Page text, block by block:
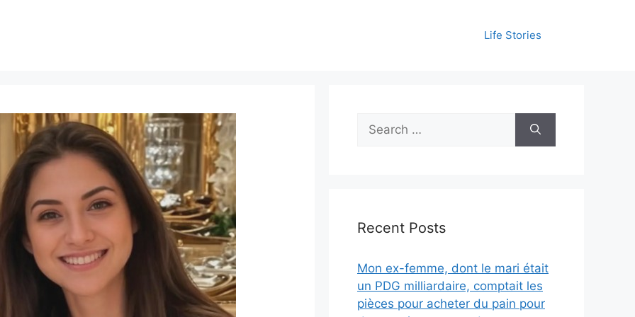
Life Stories
Search
for:
Recent Posts
Mon ex-femme, dont le mari était
un PDG milliardaire, comptait les
pièces pour acheter du pain pour